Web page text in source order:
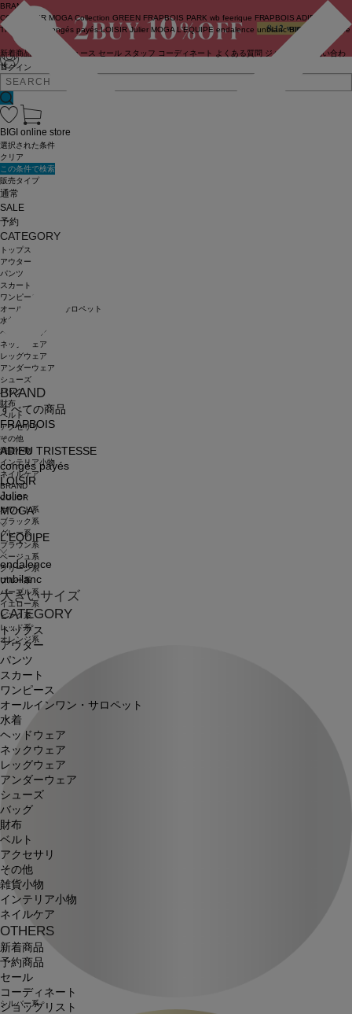
ログイン
BRAND
COUTURIER MOGA Collection GREEN FRAPBOIS PARK wb feerique FRAPBOIS ADIEU
TRISTESSE
congés payés LOISIR Julier MOGA L'EQUIPE endalence unbilanc BIGI online store
新着商品 ニュース セール スタッフ コーディネート よくある質問 ジャーナル
お問い合わ
せ
BRAND
すべての商品
FRAPBOIS
ADIEU TRISTESSE
congés payés
LOISIR
Julier
MOGA
L'EQUIPE
endalence
unbilanc
大きいサイズ
CATEGORY
トップス
アウター
パンツ
スカート
ワンピース
オールインワン・サロペット
水着
ヘッドウェア
ネックウェア
レッグウェア
アンダーウェア
シューズ
バッグ
財布
ベルト
アクセサリ
その他
雑貨小物
インテリア小物
ネイルケア
OTHERS
新着商品
予約商品
セール
コーディネート
ショップリスト
BIGI online store
選択された条件
クリア
この条件で検索
販売タイプ
通常
SALE
予約
CATEGORY
トップス
アウター
パンツ
スカート
ワンピース
オールインワン・サロペット
水着
ヘッドウェア
ネックウェア
レッグウェア
アンダーウェア
シューズ
バッグ
財布
ベルト
アクセサリ
その他
雑貨小物
インテリア小物
ネイルケア
BRAND
COLOR
ホワイト系
ブラック系
グレー系
ブラウン系
ベージュ系
グリーン系
ブルー系
パープル系
イエロー系
ピンク系
レッド系
オレンジ系
シルバー系